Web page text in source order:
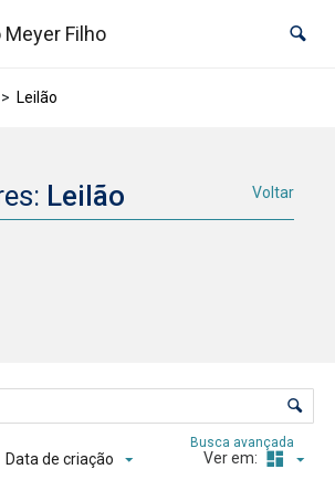
Filho
Leilão
Leilão Voltar
ordenação e visualização
Busca avançada
Data de criação Ver em: